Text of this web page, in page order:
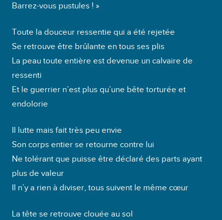
Barrez-vous pustules ! »
Toute la douceur ressentie qui a été rejetée
Se retrouve être brûlante en tous ses plis
La peau toute entière est devenue un calvaire de
ressenti
Et le guerrier n’est plus qu’une bête torturée et
endolorie
Il lutte mais fait très peu envie
Son corps entier se retourne contre lui
Ne tolérant que puisse être déclaré des parts ayant
plus de valeur
Il n’y a rien à diviser, tous suivent le même cœur
La tête se retrouve clouée au sol